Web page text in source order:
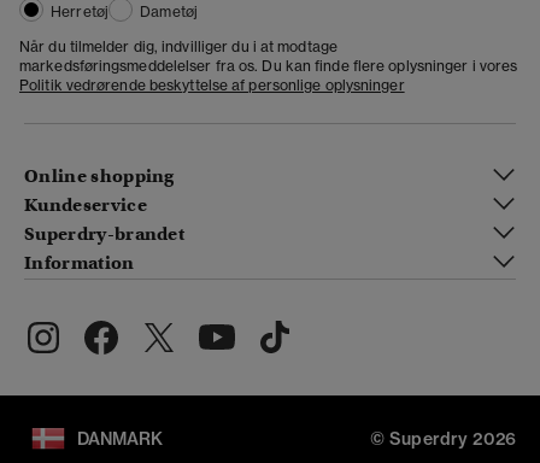
Herretøj
Dametøj
Når du tilmelder dig, indvilliger du i at modtage
markedsføringsmeddelelser fra os. Du kan finde flere oplysninger i vores
Politik vedrørende beskyttelse af personlige oplysninger
Online shopping
Kundeservice
Superdry-brandet
Information
DANMARK © Superdry 2026